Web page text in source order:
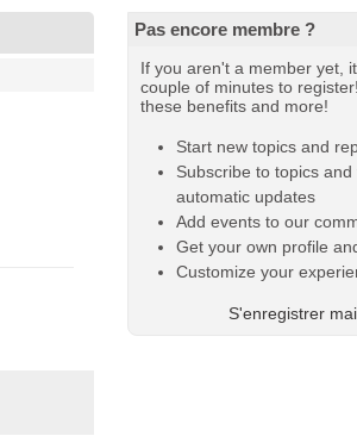
Pas encore membre ?
If you aren't a member yet,
couple of minutes to
these benefits and more!
Start new topics and
Subscribe to topics
automatic updates
Add events to our
Get your own profile
Customize your
S'enregistrer